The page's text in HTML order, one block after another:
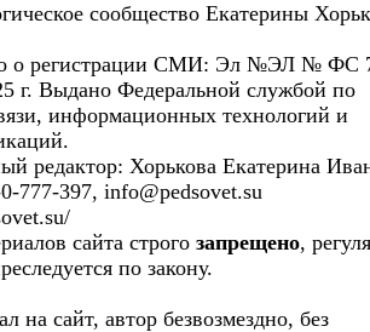
сообщество Екатерины
о регистрации СМИ: Эл №ЭЛ № ФС
г. Выдано Федеральной службой по
информационных технологий и
редактор: Хорькова Екатерина
777-397, info@pedsovet.su
сайта строго запрещено,
по закону.
на сайт, автор безвозмездно, без